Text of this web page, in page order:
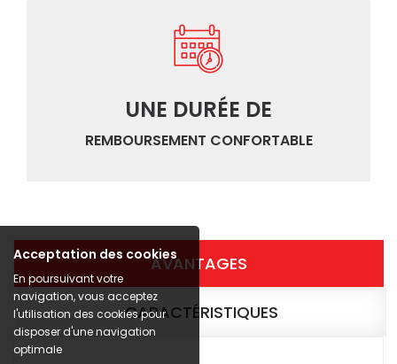
Acceptation des cookies
En poursuivant votre
navigation, vous acceptez
l'utilisation des cookies pour
disposer d'une navigation
optimale
UNE DURÉE DE
REMBOURSEMENT CONFORTABLE
AVANTAGES
CARACTÉRISTIQUES